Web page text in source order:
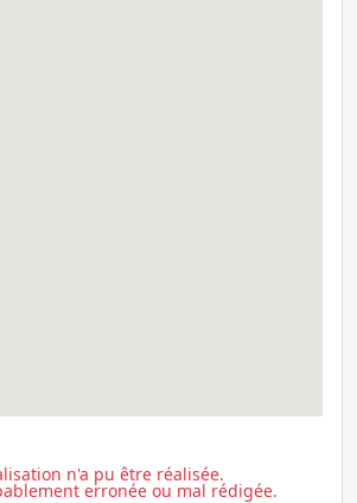
n'a pu être réalisée.
erronée ou mal rédigée.